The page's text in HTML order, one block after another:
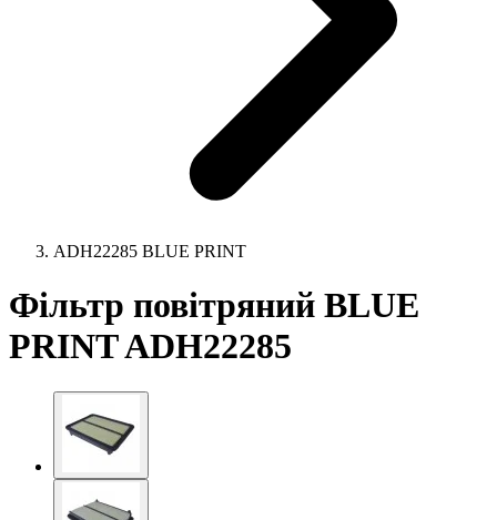
ADH22285 BLUE PRINT
Фільтр повітряний BLUE
PRINT ADH22285